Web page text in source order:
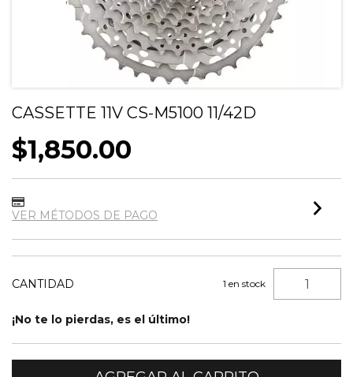
CASSETTE 11V CS-M5100 11/42D
$1,850.00
VER MÉTODOS DE PAGO
CANTIDAD 1 en stock
¡No te lo pierdas, es el último!